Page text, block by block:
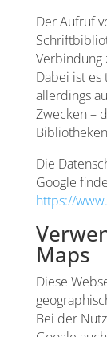
Der Aufruf
Verbindung
Dabei ist
allerdings
Zwecken –
Die
Google
https://
Maps
Diese
Bei der